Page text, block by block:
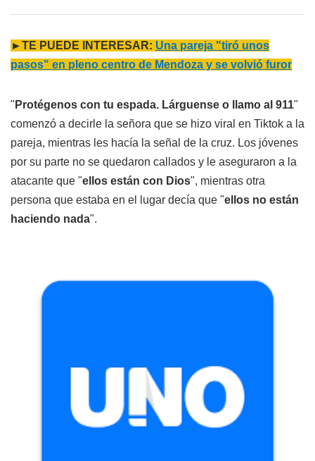
►TE PUEDE INTERESAR: Una pareja "tiró unos
pasos" en pleno centro de Mendoza y se volvió furor
" Protégenos con tu espada. Lárguense o llamo al 911"
comenzó a decirle la señora que se hizo viral en Tiktok a la
pareja, mientras les hacía la señal de la cruz. Los jóvenes
por su parte no se quedaron callados y le aseguraron a la
atacante que "ellos están con Dios", mientras otra
persona que estaba en el lugar decía que "ellos no están
haciendo nada".